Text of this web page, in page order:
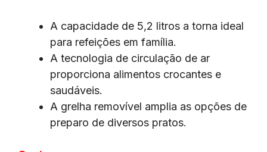
A capacidade de 5,2 litros a torna ideal
para refeições em família.
A tecnologia de circulação de ar
proporciona alimentos crocantes e
saudáveis.
A grelha removível amplia as opções de
preparo de diversos pratos.